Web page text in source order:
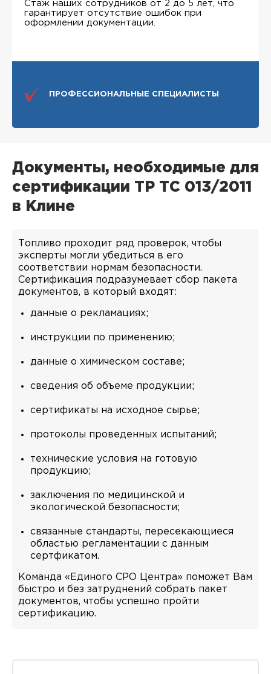
Стаж наших сотрудников от 2 до 5 лет, что
гарантирует отсутствие ошибок при
оформлении документации.
ПРОФЕССИОНАЛЬНЫЕ СПЕЦИАЛИСТЫ
Документы, необходимые для
сертификации ТР ТС 013/2011
в Клине
Топливо проходит ряд проверок, чтобы
эксперты могли убедиться в его
соответствии нормам безопасности.
Сертификация подразумевает сбор пакета
документов, в который входят:
данные о рекламациях;
инструкции по применению;
данные о химическом составе;
сведения об объеме продукции;
сертификаты на исходное сырье;
протоколы проведенных испытаний;
технические условия на готовую
продукцию;
заключения по медицинской и
экологической безопасности;
связанные стандарты, пересекающиеся
областью регламентации с данным
сертфикатом.
Команда «Единого СРО Центра» поможет Вам
быстро и без затруднений собрать пакет
документов, чтобы успешно пройти
сертификацию.